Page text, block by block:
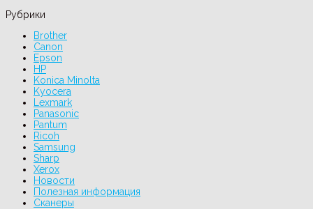
Рубрики
Brother
Canon
Epson
HP
Konica Minolta
Kyocera
Lexmark
Panasonic
Pantum
Ricoh
Samsung
Sharp
Xerox
Новости
Полезная информация
Сканеры